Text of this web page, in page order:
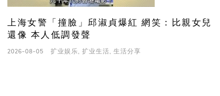
上海女警「撞臉」邱淑貞爆紅 網笑：比親女兒
還像 本人低調發聲
2026-08-05 扩业娱乐, 扩业生活, 生活分享